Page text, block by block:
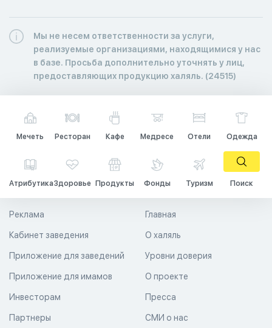
Мы не несем ответственности за услуги,
реализуемые организациями, находящимися у нас
в базе. Просьба дополнительно уточнять у лиц,
предоставляющих продукцию халяль. (24515)
Мечеть Ресторан Кафе Медресе Отели Одежда
АтрибутикаЗдоровье Продукты Фонды Туризм Поиск
Главная
О халяль
Уровни доверия
Реклама
Кабинет заведения
Приложение для заведений
Приложение для имамов О проекте
Пресса
СМИ о нас
Инвесторам
Партнеры